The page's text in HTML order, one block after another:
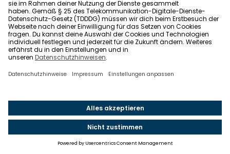
exklusiven Zugang zu kompetenten und starken
Partnern aus der Finanzdienstleistungsbranche.
JETZT KOSTENLOS REGISTRIEREN
Sie haben noch Fragen?